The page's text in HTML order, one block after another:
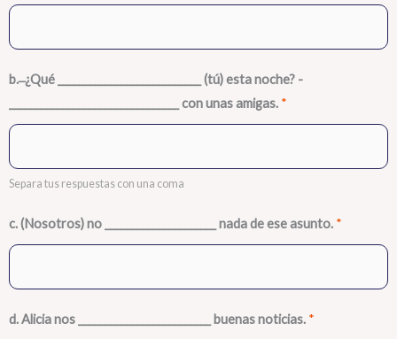
b. ̶ ¿Qué ___________________________ (tú) esta noche? -
________________________________ con unas amigas. *
Separa tus respuestas con una coma
c. (Nosotros) no _____________________ nada de ese asunto. *
d. Alicia nos _________________________ buenas noticias. *